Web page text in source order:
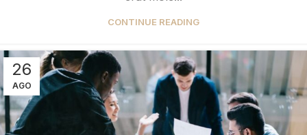
CONTINUE READING
26
AGO